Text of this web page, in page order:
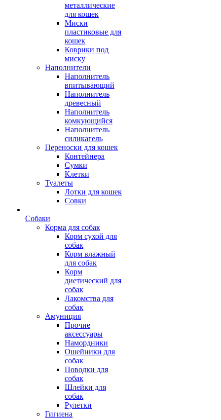
металлические
для кошек
Миски
пластиковые для
кошек
Коврики под
миску
Наполнители
Наполнитель
впитывающий
Наполнитель
древесный
Наполнитель
комкующийся
Наполнитель
силикагель
Переноски для кошек
Контейнера
Сумки
Клетки
Туалеты
Лотки для кошек
Совки
Собаки
Корма для собак
Корм сухой для
собак
Корм влажный
для собак
Корм
диетический для
собак
Лакомства для
собак
Амуниция
Прочие
аксессуары
Намордники
Ошейники для
собак
Поводки для
собак
Шлейки для
собак
Рулетки
Гигиена